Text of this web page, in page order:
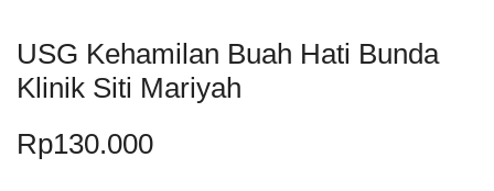
USG Kehamilan Buah Hati Bunda
Klinik Siti Mariyah
Rp130.000